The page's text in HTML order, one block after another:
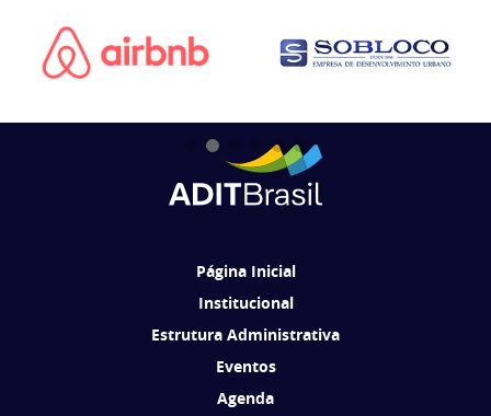
Página Inicial
Institucional
Estrutura Administrativa
Eventos
Agenda